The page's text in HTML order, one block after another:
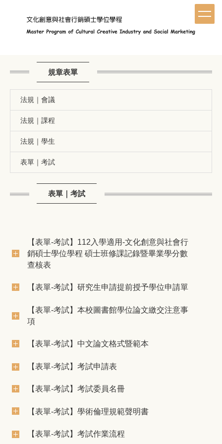
區
規章表單
法規｜會議
法規｜課程
法規｜學生
表單｜考試
表單｜考試
【表單-考試】112入學適用-文化創意與社會行
銷碩士學位學程 碩士班修課記錄暨畢業學分數
查核表
【表單-考試】研究生申請提前授予學位申請單
【表單-考試】本校圖書館學位論文繳交注意事
項
【表單-考試】中文論文格式暨範本
【表單-考試】考試申請表
【表單-考試】考試委員名冊
【表單-考試】學術倫理規範聲明書
【表單-考試】考試作業流程